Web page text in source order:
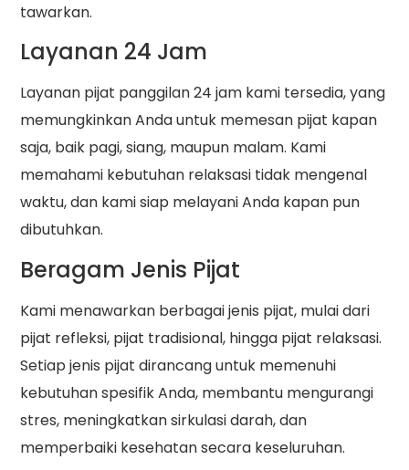
tawarkan.
Layanan 24 Jam
Layanan pijat panggilan 24 jam kami tersedia, yang
memungkinkan Anda untuk memesan pijat kapan
saja, baik pagi, siang, maupun malam. Kami
memahami kebutuhan relaksasi tidak mengenal
waktu, dan kami siap melayani Anda kapan pun
dibutuhkan.
Beragam Jenis Pijat
Kami menawarkan berbagai jenis pijat, mulai dari
pijat refleksi, pijat tradisional, hingga pijat relaksasi.
Setiap jenis pijat dirancang untuk memenuhi
kebutuhan spesifik Anda, membantu mengurangi
stres, meningkatkan sirkulasi darah, dan
memperbaiki kesehatan secara keseluruhan.